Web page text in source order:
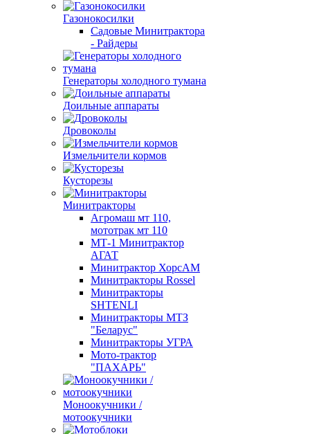
Газонокосилки
Садовые Минитрактора
- Райдеры
Генераторы холодного тумана
Доильные аппараты
Дровоколы
Измельчители кормов
Кусторезы
Минитракторы
Агромаш мт 110,
мототрак мт 110
МТ-1 Минитрактор
АГАТ
Минитрактор ХорсАМ
Минитракторы Rossel
Минитракторы
SHTENLI
Минитракторы МТЗ
"Беларус"
Минитракторы УГРА
Мото-трактор
"ПАХАРЬ"
Моноокучники /
мотоокучники